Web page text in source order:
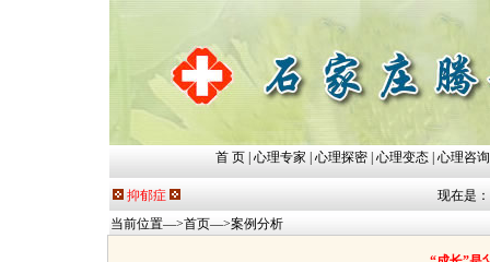
首 页| 心理专家 |心理探密|心理变态|心理咨询
抑郁症
现在是：
当前位置—>首页—>案例分析